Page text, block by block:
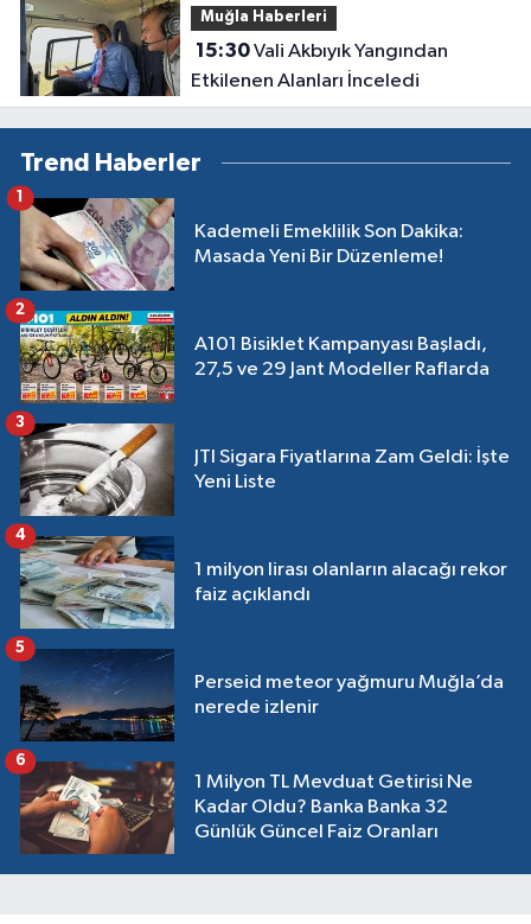
Muğla Haberleri
15:30Vali Akbıyık Yangından
Etkilenen Alanları İnceledi
Trend Haberler
Kademeli Emeklilik Son Dakika:
Masada Yeni Bir Düzenleme!
1
A101 Bisiklet Kampanyası Başladı,
27,5 ve 29 Jant Modeller Raflarda
2
JTI Sigara Fiyatlarına Zam Geldi: İşte
Yeni Liste
3
1 milyon lirası olanların alacağı rekor
faiz açıklandı
4
Perseid meteor yağmuru Muğla’da
nerede izlenir
5
1 Milyon TL Mevduat Getirisi Ne
Kadar Oldu? Banka Banka 32
Günlük Güncel Faiz Oranları
6